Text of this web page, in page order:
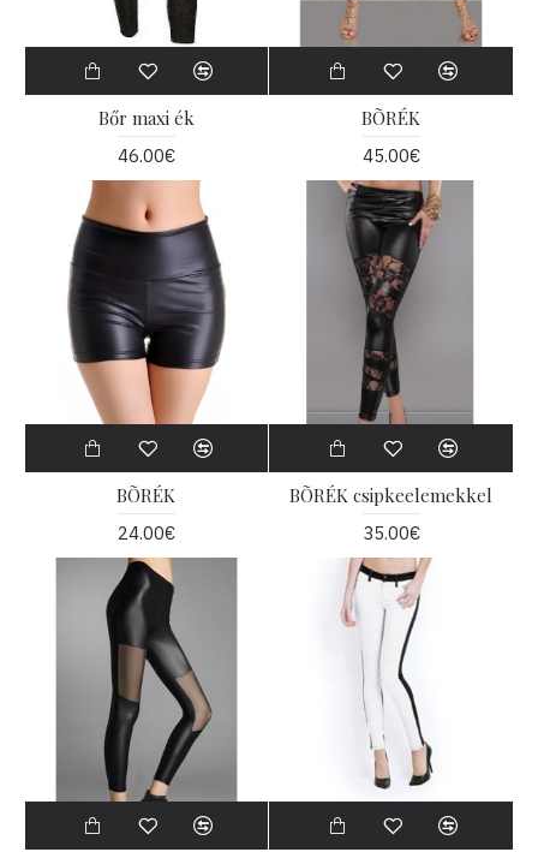
Bőr maxi ék
46.00€
BÕRÉK
45.00€
BÕRÉK
24.00€
BÕRÉK csipkeelemekkel
35.00€